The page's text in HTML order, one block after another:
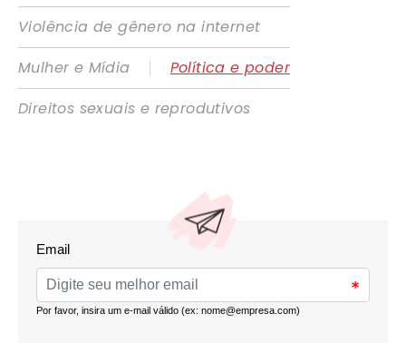
Violência de gênero na internet
Mulher e Mídia
|
Política e poder
Direitos sexuais e reprodutivos